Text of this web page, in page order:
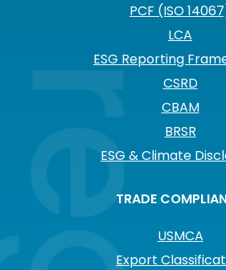
PCF (ISO
LCA
ESG Reporting
CSRD
CBAM
BRSR
ESG & Climate
TRADE
USMCA
Export